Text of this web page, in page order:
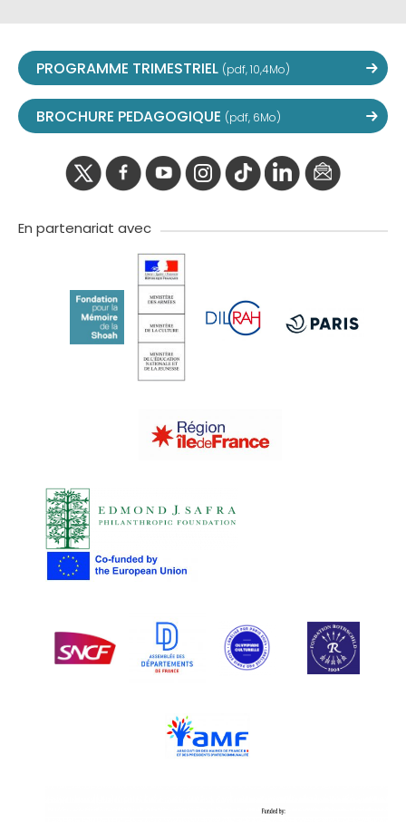
PROGRAMME TRIMESTRIEL (pdf, 10,4Mo)
BROCHURE PEDAGOGIQUE (pdf, 6Mo)
En partenariat avec